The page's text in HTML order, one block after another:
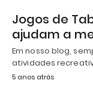
Jogos de
ajudam a
Em nosso blog,
atividades
5 anos atrás